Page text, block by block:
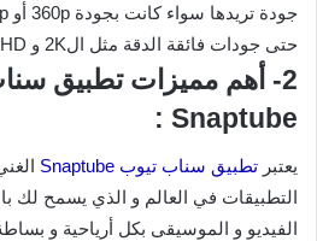
حتى جودات فائقة الدقة مثل ال2K و 4k full HD.
2- أهم مميزات تطبيق
Snaptube :
يعتبر تطبيق سناب تيوب Snaptube
التطبيقات في العالم و الذي يسمح لك
الفيديو و الموسيقى بكل أرياحية و